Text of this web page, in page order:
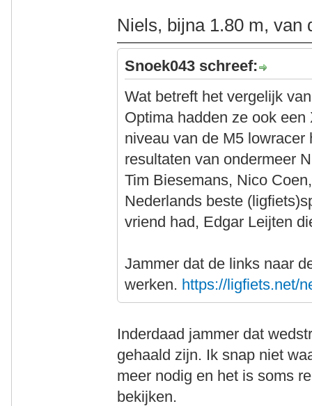
Niels, bijna 1.80 m, van
Snoek043 schreef:
Wat betreft het vergelijk
Optima hadden ze ook
niveau van de M5
resultaten van ondermeer
Tim Biesemans, Nico
Nederlands beste
vriend had, Edgar Leijten
Jammer dat de links naar
werken. https://ligfiets.net/
Inderdaad jammer dat
gehaald zijn. Ik snap niet
meer nodig en het is soms
bekijken.